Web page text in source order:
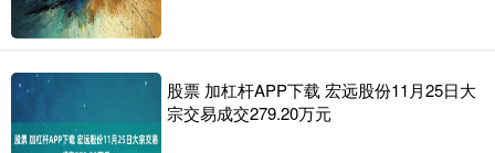
股票 加杠杆APP下载 宏远股份11月25日大
宗交易成交279.20万元